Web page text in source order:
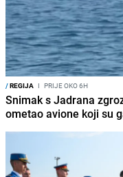
/REGIJA I PRIJE OKO 6H
Snimak s Jadrana
ometao avione koji su